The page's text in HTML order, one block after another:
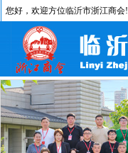
您好，欢迎方位临沂市浙江商会!